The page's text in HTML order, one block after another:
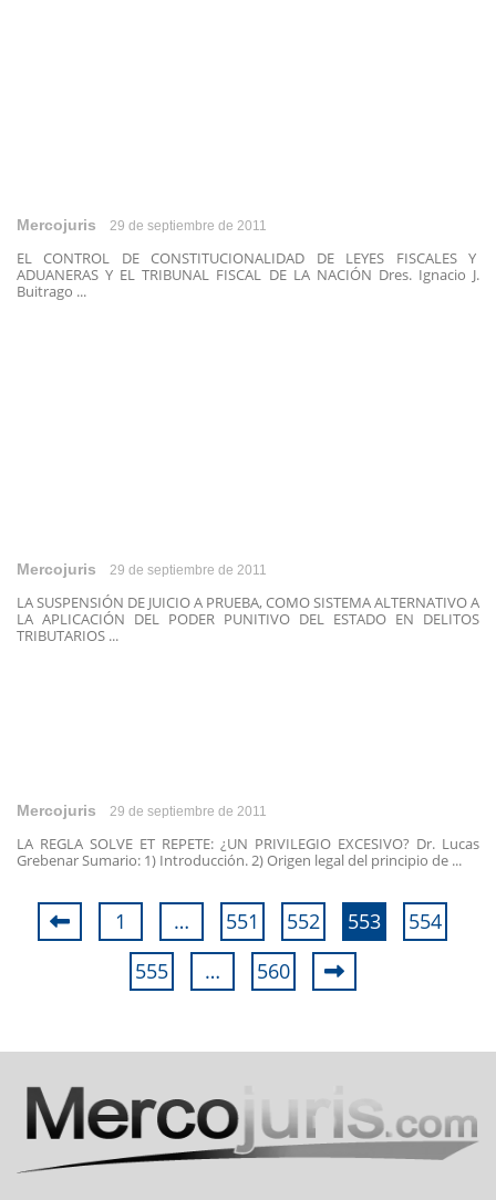
Mercojuris 29 de septiembre de 2011
EL CONTROL DE CONSTITUCIONALIDAD DE LEYES FISCALES Y
ADUANERAS Y EL TRIBUNAL FISCAL DE LA NACIÓN Dres. Ignacio J.
Buitrago ...
Mercojuris 29 de septiembre de 2011
LA SUSPENSIÓN DE JUICIO A PRUEBA, COMO SISTEMA ALTERNATIVO A
LA APLICACIÓN DEL PODER PUNITIVO DEL ESTADO EN DELITOS
TRIBUTARIOS ...
Mercojuris 29 de septiembre de 2011
LA REGLA SOLVE ET REPETE: ¿UN PRIVILEGIO EXCESIVO? Dr. Lucas
Grebenar Sumario: 1) Introducción. 2) Origen legal del principio de ...
1 … 551 552 553
554
555
… 560